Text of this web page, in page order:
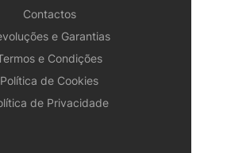
Contactos
e Garantias
e Condições
Política de Cookies
de Privacidade